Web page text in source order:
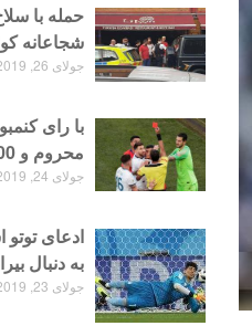
حمله با
شجاعانه
جولای 26, 2019
با رای
محروم و 1500 دلار جریمه شد
جولای 24, 2019
ادعای توتو
به دنبال
جولای 23, 2019